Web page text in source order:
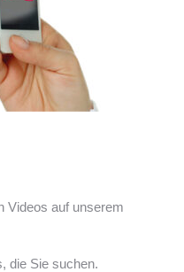
Videos auf unserem
die Sie suchen.